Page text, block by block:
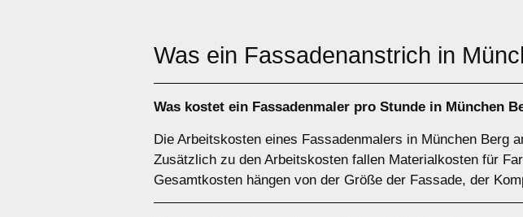
Was ein Fassadenanstrich in
Was kostet ein Fassadenmaler pro Stunde in München
Die Arbeitskosten eines Fassadenmalers in München Berg
Zusätzlich zu den Arbeitskosten fallen Materialkosten für
Gesamtkosten hängen von der Größe der Fassade, der